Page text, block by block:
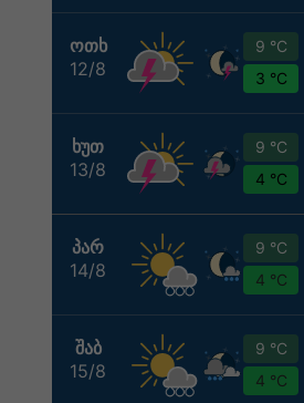
ᲝᲗᲮ
12/8
9 °C
3 °C
ᲮᲣᲗ
13/8
9 °C
4 °C
ᲞᲐᲠ
14/8
9 °C
4 °C
ᲨᲐᲑ
15/8
9 °C
4 °C